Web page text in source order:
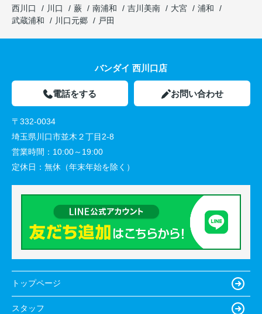
西川口
川口 蕨 南浦和 吉川美南 大宮
浦和
武蔵浦和
川口元郷 戸田
バンダイ 西川口店
電話をする お問い合わせ
〒332-0034
埼玉県川口市並木２丁目2-8
営業時間： 10:00～19:00
定休日： 無休（年末年始を除く）
トップページ
スタッフ